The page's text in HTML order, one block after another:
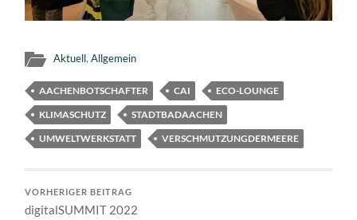
Aktuell,Allgemein
AACHENBOTSCHAFTER CAI
ECO-LOUNGE
KLIMASCHUTZ
STADTBADAACHEN
UMWELTWERKSTATT
VERSCHMUTZUNGDERMEERE
VORHERIGER BEITRAG
digitalSUMMIT 2022